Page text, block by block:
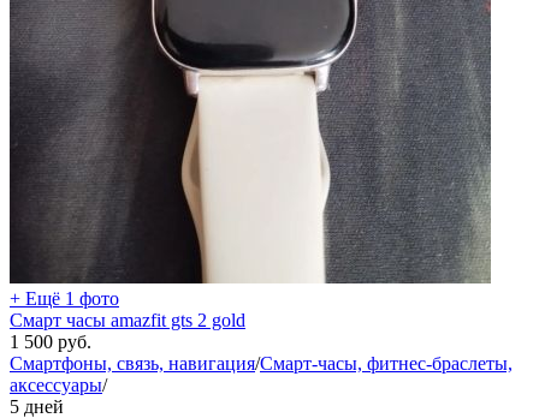
+ Ещё 1 фото
Смарт часы amazfit gts 2 gold
1 500 руб.
Смартфоны, связь, навигация/Смарт-часы, фитнес-браслеты,
аксессуары/
5 дней